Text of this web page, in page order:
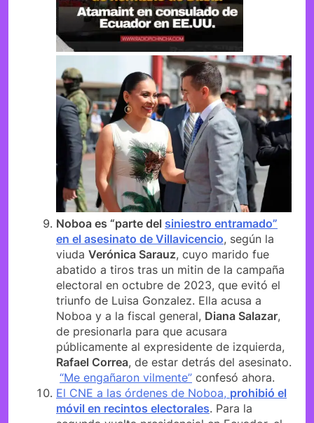
Noboa es “parte del siniestro entramado”
en el asesinato de Villavicencio, según la
viuda Verónica Sarauz, cuyo marido fue
abatido a tiros tras un mitin de la campaña
electoral en octubre de 2023, que evitó el
triunfo de Luisa Gonzalez. Ella acusa a
Noboa y a la fiscal general, Diana Salazar,
de presionarla para que acusara
públicamente al expresidente de izquierda,
Rafael Correa, de estar detrás del asesinato.
“Me engañaron vilmente” confesó ahora.
El CNE a las órdenes de Noboa, prohibió el
móvil en recintos electorales. Para la